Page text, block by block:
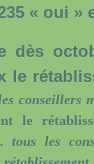
« oui »
conseillers
le
les